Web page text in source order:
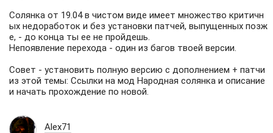
Солянка от 19.04 в чистом виде имеет множество критичн
ых недоработок и без установки патчей, выпущенных позж
е, - до конца ты ее не пройдешь.
Непоявление перехода - один из багов твоей версии.
Совет - установить полную версию с дополнением + патчи
из этой темы: Ссылки на мод Народная солянка и описание
и начать прохождение по новой.
Alex71